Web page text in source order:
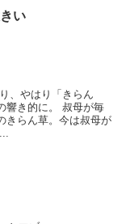
い
、やはり「きらん
響き的に。 叔母が毎
きらん草。今は叔母が